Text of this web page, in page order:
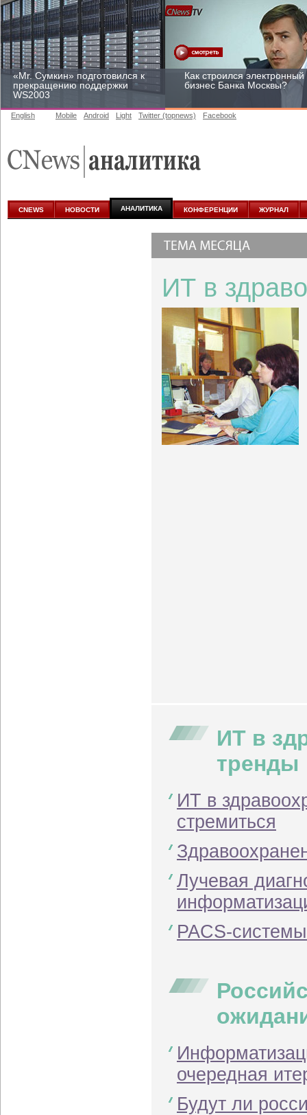
«Mr. Сумкин» подготовился к
прекращению поддержки
WS2003
Как строился электронный
бизнес Банка Москвы?
к аналитике
участвовать
English Mobile Android Light Twitter (topnews) Facebook
CNEWS НОВОСТИ АНАЛИТИКА КОНФЕРЕНЦИИ ЖУРНАЛ
ИТ в
ИТ в
тренды
ИТ в
стремиться
Лучевая
PACS-
очередная
Будут ли